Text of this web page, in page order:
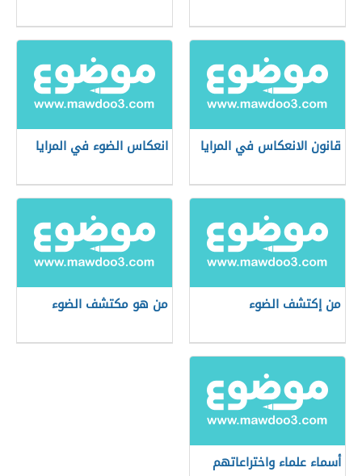
قانون الانعكاس في المرايا انعكاس الضوء في المرايا
من إكتشف الضوء من هو مكتشف الضوء
أسماء علماء واختراعاتهم